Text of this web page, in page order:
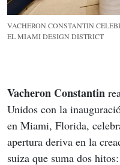
VACHERON CONSTANTIN
EL MIAMI DESIGN DISTRICT
Vacheron Constantin
Unidos con la
en Miami, Florida,
apertura deriva en la
suiza que suma dos